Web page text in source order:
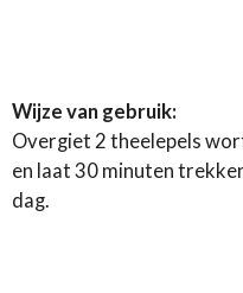
Wijze van gebruik:
Overgiet 2 theelepels
en laat 30 minuten
dag.